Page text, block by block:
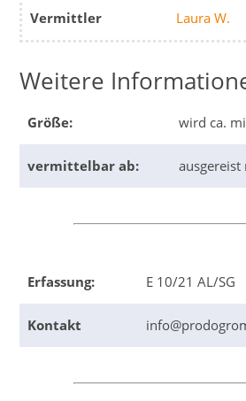
Vermittler Laura W.
Weitere
Größe: wird ca.
vermittelbar ab: ausgereist
Erfassung: E 10/21 AL/SG
Kontakt